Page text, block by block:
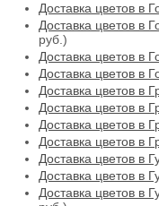
Доставка цветов в
Доставка цветов в
руб.)
Доставка цветов в
Доставка цветов в
Доставка цветов в
Доставка цветов в
Доставка цветов в
Доставка цветов в
Доставка цветов в
Доставка цветов в
Доставка цветов в